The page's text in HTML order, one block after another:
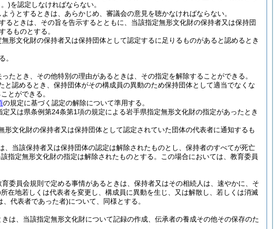
)を認定しなければならない。
うとするときは、あらかじめ、審議会の意見を聴かなければならない。
るときは、その旨を告示するとともに、当該指定無形文化財の保持者又は保持団
るものとする。
形文化財の保持者又は保持団体として認定するに足りるものがあると認めるとき
。
たとき、その他特別の理由があるときは、その指定を解除することができる。
認めるとき、保持団体がその構成員の異動のため保持団体として適当でなくな
とができる。
の規定に基づく認定の解除について準用する。
又は県条例第24条第1項の規定による岩手県指定無形文化財の指定があったとき
文化財の保持者又は保持団体として認定されていた団体の代表者に通知するも
当該保持者又は保持団体の認定は解除されたものとし、保持者のすべてが死亡
指定無形文化財の指定は解除されたものとする。
この場合においては、教育委員
委員会規則で定める事情があるときは、保持者又はその相続人は、速やかに、そ
在地若しくは代表者を変更し、構成員に異動を生じ、又は解散し、若しくは消滅
、代表者であった者)について、同様とする。
は、当該指定無形文化財について記録の作成、伝承者の養成その他その保存のた